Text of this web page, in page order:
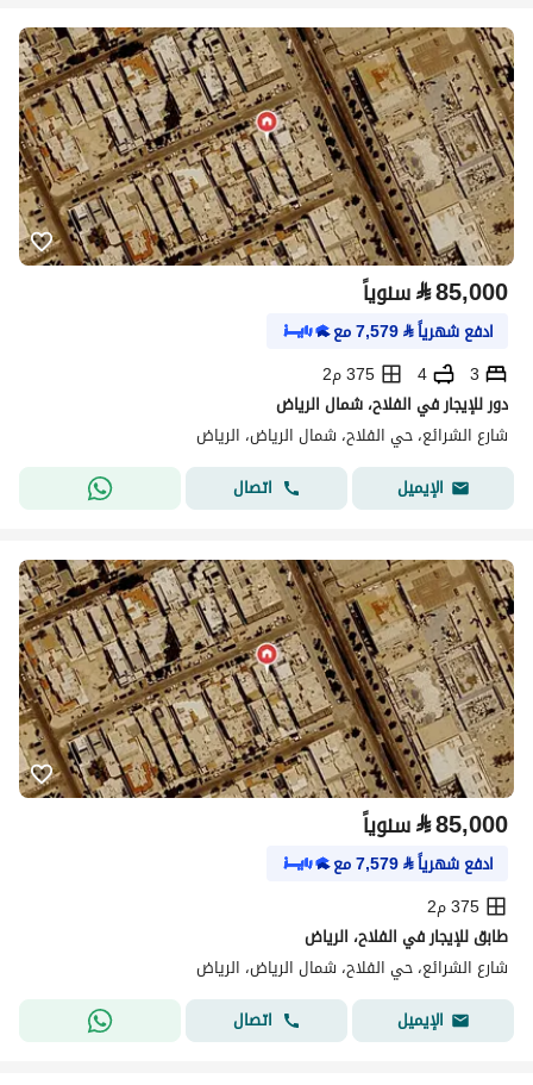
⃁85,000 سنوياً
ادفع شهرياً⃁
7,579مع
3
4
375 م2
دور للإيجار في الفلاح، شمال الرياض
شارع الشرائع، حي الفلاح، شمال الرياض، الرياض
الإيميل
اتصال
⃁85,000 سنوياً
ادفع شهرياً⃁
7,579مع
375 م2
طابق للإيجار في الفلاح، الرياض
شارع الشرائع، حي الفلاح، شمال الرياض، الرياض
الإيميل
اتصال